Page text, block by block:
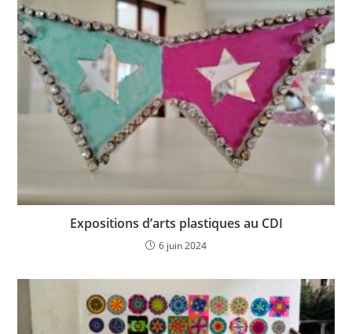
Expositions d’arts plastiques au CDI
6 juin 2024